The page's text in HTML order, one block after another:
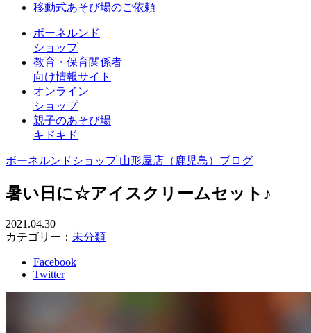
移動式あそび場のご依頼
ボーネルンド
ショップ
教育・保育関係者
向け情報サイト
オンライン
ショップ
親子のあそび場
キドキド
ボーネルンドショップ 山形屋店（鹿児島）ブログ
暑い日に☆アイスクリームセット♪
2021.04.30
カテゴリー： 未分類
Facebook
Twitter